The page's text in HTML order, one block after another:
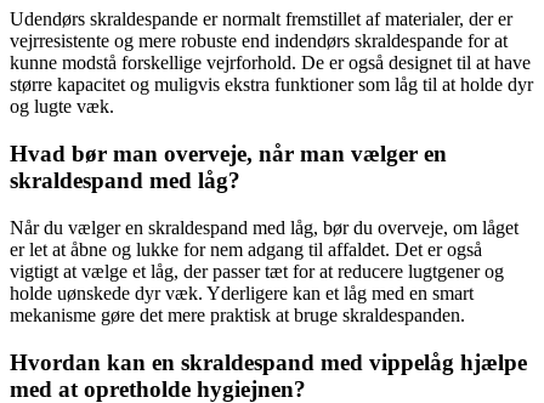
Udendørs skraldespande er normalt fremstillet af materialer, der er
vejrresistente og mere robuste end indendørs skraldespande for at
kunne modstå forskellige vejrforhold. De er også designet til at have
større kapacitet og muligvis ekstra funktioner som låg til at holde dyr
og lugte væk.
Hvad bør man overveje, når man vælger en
skraldespand med låg?
Når du vælger en skraldespand med låg, bør du overveje, om låget
er let at åbne og lukke for nem adgang til affaldet. Det er også
vigtigt at vælge et låg, der passer tæt for at reducere lugtgener og
holde uønskede dyr væk. Yderligere kan et låg med en smart
mekanisme gøre det mere praktisk at bruge skraldespanden.
Hvordan kan en skraldespand med vippelåg hjælpe
med at opretholde hygiejnen?